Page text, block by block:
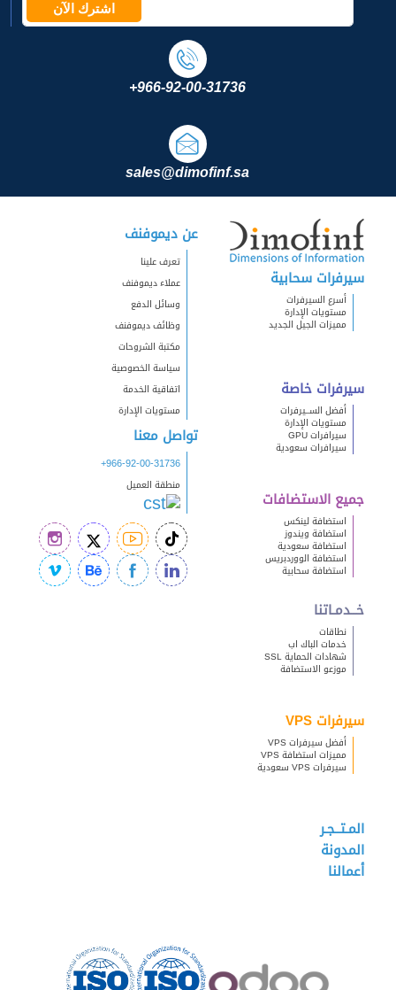
اشترك الآن
+966-92-00-31736
sales@dimofinf.sa
سيرفرات سحابية
أسرع السيرفرات
مستويات الإدارة
مميزات الجيل الجديد
سيرفرات خاصة
أفضل الســيرفرات
مستويات الإدارة
سيرافرات GPU
سيرافرات سعودية
جميع الاستضافات
استضافة لينكس
استضافة ويندوز
استضافة سعودية
استضافة الووردبريس
استضافة سحابية
خــدمـاتنا
نطاقات
خدمات الباك اب
شهادات الحماية SSL
موزعو الاستضافة
سيرفرات VPS
أفضل سيرفرات VPS
مميزات استضافة VPS
سيرفرات VPS سعودية
المـتــجـر
المدونة
أعمالنا
عن ديموفنف
تعرف علينا
عملاء ديموفنف
وسائل الدفع
وظائف ديموفنف
مكتبة الشروحات
سياسة الخصوصية
اتفاقية الخدمة
مستويات الإدارة
تواصل معنا
+966-92-00-31736
منطقة العميل